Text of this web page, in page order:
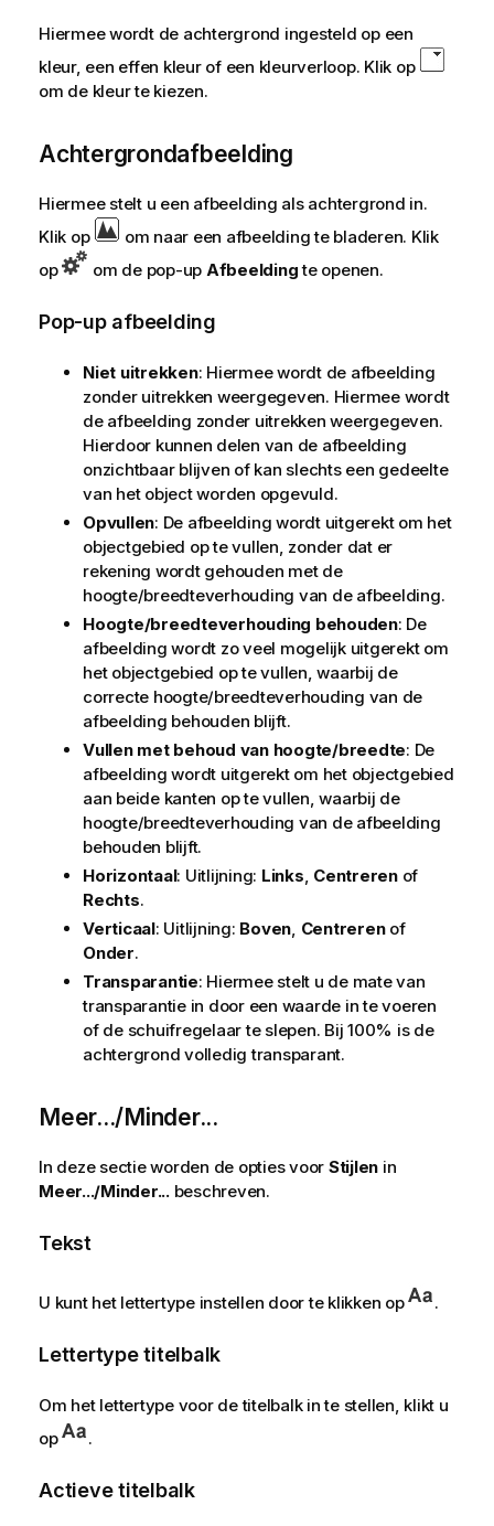
Hiermee wordt de achtergrond ingesteld op een
kleur, een effen kleur of een kleurverloop. Klik op
om de kleur te kiezen.
Achtergrondafbeelding
Hiermee stelt u een afbeelding als achtergrond in.
Klik op
om naar een afbeelding te bladeren. Klik
op
om de pop-up Afbeeldingte openen.
Pop-up afbeelding
Niet uitrekken: Hiermee wordt de afbeelding
zonder uitrekken weergegeven. Hiermee wordt
de afbeelding zonder uitrekken weergegeven.
Hierdoor kunnen delen van de afbeelding
onzichtbaar blijven of kan slechts een gedeelte
van het object worden opgevuld.
Opvullen: De afbeelding wordt uitgerekt om het
objectgebied op te vullen, zonder dat er
rekening wordt gehouden met de
hoogte/breedteverhouding van de afbeelding.
Hoogte/breedteverhouding behouden: De
afbeelding wordt zo veel mogelijk uitgerekt om
het objectgebied op te vullen, waarbij de
correcte hoogte/breedteverhouding van de
afbeelding behouden blijft.
Vullen met behoud van hoogte/breedte: De
afbeelding wordt uitgerekt om het objectgebied
aan beide kanten op te vullen, waarbij de
hoogte/breedteverhouding van de afbeelding
behouden blijft.
Horizontaal: Uitlijning: Links, Centrerenof
Rechts.
Verticaal: Uitlijning: Boven, Centrerenof
Onder.
Transparantie: Hiermee stelt u de mate van
transparantie in door een waarde in te voeren
of de schuifregelaar te slepen. Bij 100% is de
achtergrond volledig transparant.
Meer.../Minder...
In deze sectie worden de opties voor Stijlen in
Meer.../Minder...beschreven.
Tekst
U kunt het lettertype instellen door te klikken op .
Lettertype titelbalk
Om het lettertype voor de titelbalk in te stellen, klikt u
op
.
Actieve titelbalk